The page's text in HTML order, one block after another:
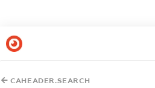
CAHEADER.SEARCH